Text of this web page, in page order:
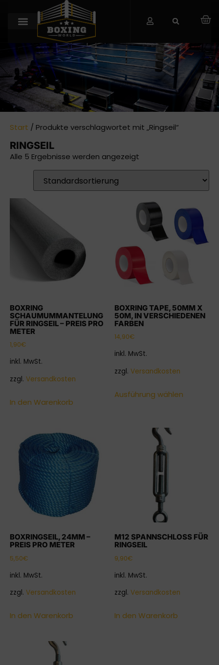
Start / Produkte verschlagwortet mit „Ringseil“
RINGSEIL
Alle 5 Ergebnisse werden angezeigt
BOXRING
SCHAUMUMMANTELUNG
FÜR RINGSEIL – PREIS PRO
METER
1,90€
inkl. MwSt.
zzgl. Versandkosten
In den Warenkorb
BOXRING TAPE, 50MM X
50M, IN VERSCHIEDENEN
FARBEN
14,90€
inkl. MwSt.
zzgl. Versandkosten
Ausführung wählen
BOXRINGSEIL, 24MM –
PREIS PRO METER
5,50€
inkl. MwSt.
zzgl. Versandkosten
In den Warenkorb
M12 SPANNSCHLOSS FÜR
RINGSEIL
9,90€
inkl. MwSt.
zzgl. Versandkosten
In den Warenkorb